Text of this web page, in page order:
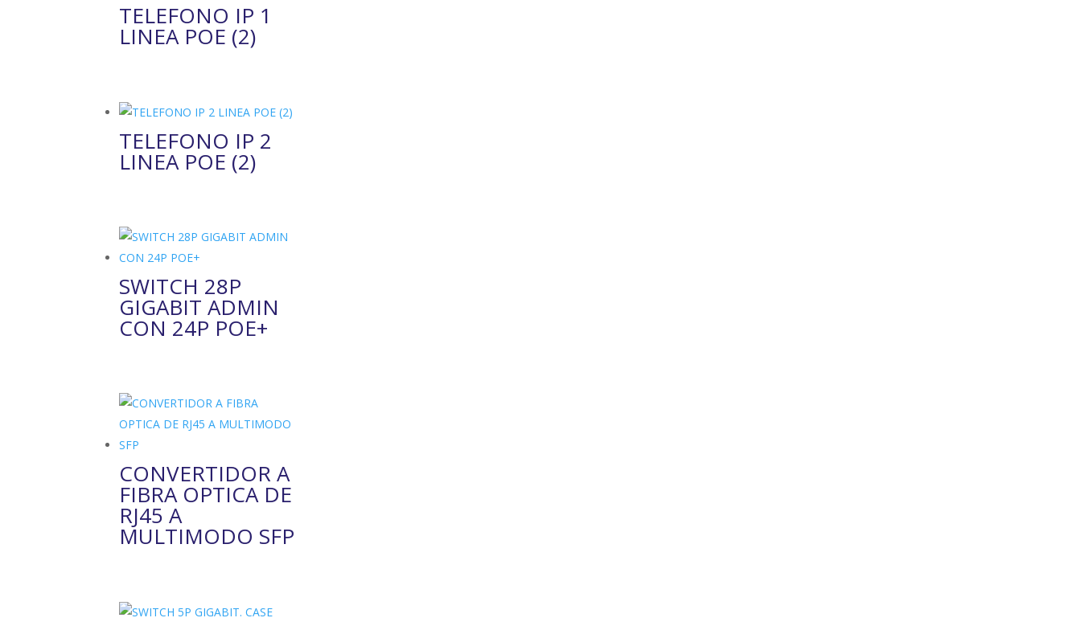
TELEFONO IP 1
LINEA POE (2)
TELEFONO IP 2
LINEA POE (2)
SWITCH 28P
GIGABIT ADMIN
CON 24P POE+
CONVERTIDOR A
FIBRA OPTICA DE
RJ45 A
MULTIMODO SFP